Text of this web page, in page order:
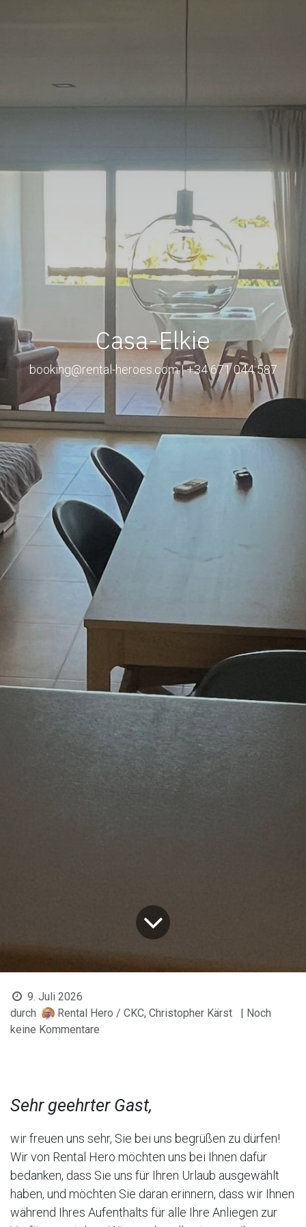
Casa-Elkie
booking@rental-heroes.com | +34 671 044 587
9. Juli 2026
durch
Rental Hero / CKC, Christopher Kärst
| Noch
keine Kommentare
Sehr geehrter Gast,
wir freuen uns sehr, Sie bei uns begrüßen zu dürfen!
Wir von Rental Hero möchten uns bei Ihnen dafür
bedanken, dass Sie uns für Ihren Urlaub ausgewählt
haben, und möchten Sie daran erinnern, dass wir Ihnen
während Ihres Aufenthalts für alle Ihre Anliegen zur